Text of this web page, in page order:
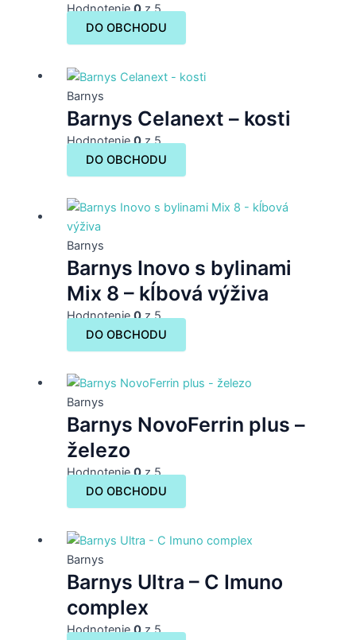
Hodnotenie0z 5
DO OBCHODU
Barnys
Barnys Celanext – kosti
Hodnotenie0z 5
DO OBCHODU
Barnys
Barnys Inovo s bylinami
Mix 8 – kĺbová výživa
Hodnotenie0z 5
DO OBCHODU
Barnys
Barnys NovoFerrin plus –
železo
Hodnotenie0z 5
DO OBCHODU
Barnys
Barnys Ultra – C Imuno
complex
Hodnotenie0z 5